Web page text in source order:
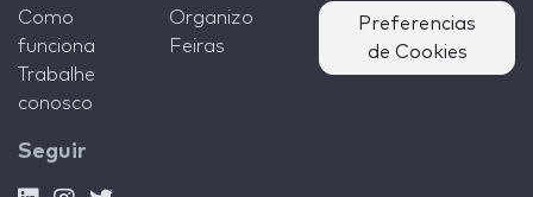
Como
funciona
Trabalhe
conosco
Organizo
Feiras
Preferencias
de Cookies
Seguir